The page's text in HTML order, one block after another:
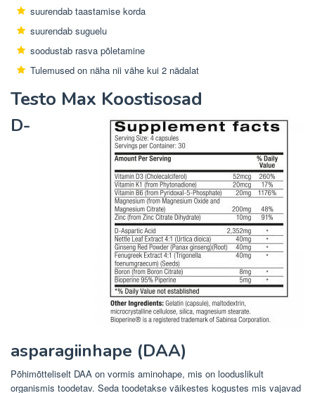
suurendab taastamise korda
suurendab suguelu
soodustab rasva põletamine
Tulemused on näha nii vähe kui 2 nädalat
Testo Max Koostisosad
D-
asparagiinhape (DAA)
Põhimõtteliselt DAA on vormis aminohape, mis on looduslikult
organismis toodetav. Seda toodetakse väikestes kogustes mis vajavad